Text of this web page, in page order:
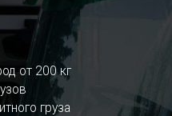
от 200 кг
груза